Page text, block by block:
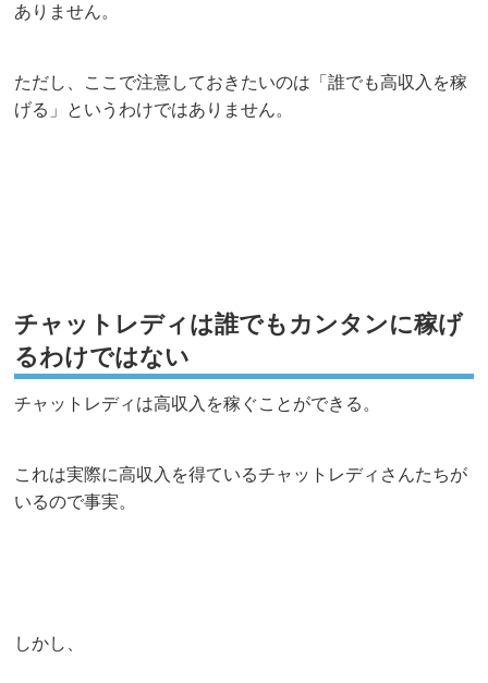
ありません。
ただし、ここで注意しておきたいのは「誰でも高収入を稼
げる」というわけではありません。
チャットレディは誰でもカンタンに稼げ
るわけではない
チャットレディは高収入を稼ぐことができる。
これは実際に高収入を得ているチャットレディさんたちが
いるので事実。
しかし、